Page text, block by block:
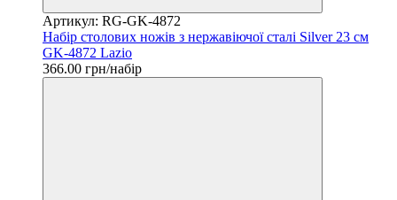
Артикул: RG-GK-4872
Набір столових ножів з нержавіючої сталі Silver 23 см
GK-4872 Lazio
366.00 грн/набір